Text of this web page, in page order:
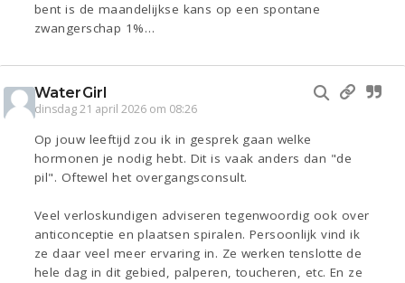
bent is de maandelijkse kans op een spontane
zwangerschap 1%…
WaterGirl
dinsdag 21 april 2026 om 08:26
Op jouw leeftijd zou ik in gesprek gaan welke
hormonen je nodig hebt. Dit is vaak anders dan "de
pil". Oftewel het overgangsconsult.
Veel verloskundigen adviseren tegenwoordig ook over
anticonceptie en plaatsen spiralen. Persoonlijk vind ik
ze daar veel meer ervaring in. Ze werken tenslotte de
hele dag in dit gebied, palperen, toucheren, etc. En ze